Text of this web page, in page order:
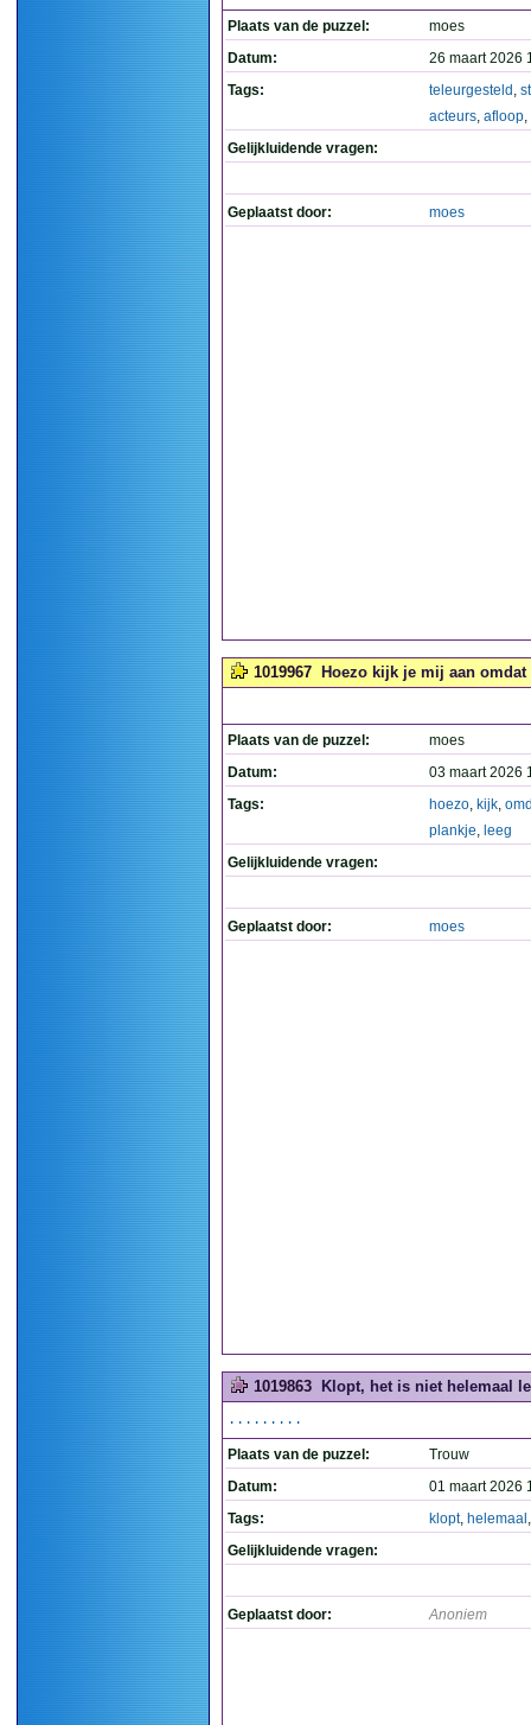
Plaats van de puzzel:
moes
Datum:
26 maart 2026
Tags:
teleurgesteld ,
acteurs, afloop,
Gelijkluidende vragen:
Geplaatst door: moes
1019967 Hoezo kijk je mij aan
Plaats van de puzzel:
moes
Datum:
03 maart 2026
Tags:
hoezo, kijk,
plankje, leeg
Gelijkluidende vragen:
Geplaatst door: moes
1019863 Klopt, het is niet helemaal
.........
Plaats van de puzzel:
Trouw
Datum:
01 maart 2026
Tags:
klopt, helemaal
Gelijkluidende vragen:
Geplaatst door: Anoniem